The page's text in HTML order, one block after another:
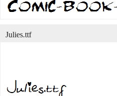
Julies.ttf